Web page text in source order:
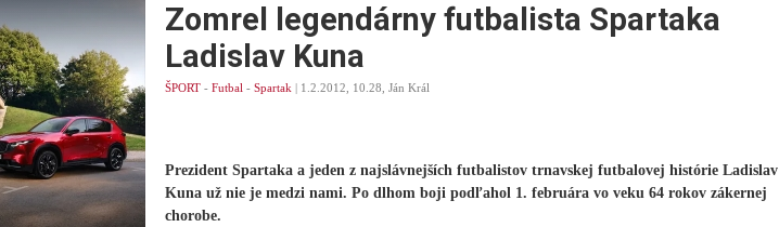
Zomrel legendárny futbalista Spartaka
Ladislav Kuna
ŠPORT - Futbal - Spartak | 1.2.2012, 10.28, Ján Král
Prezident Spartaka a jeden z najslávnejších futbalistov trnavskej futbalovej histórie Ladislav
Kuna už nie je medzi nami. Po dlhom boji podľahol 1. februára vo veku 64 rokov zákernej
chorobe.